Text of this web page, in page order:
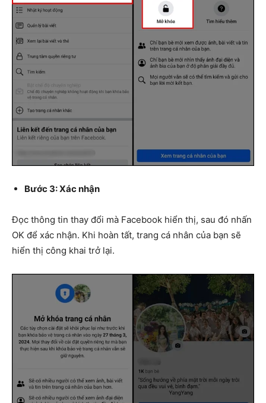
Bước 3: Xác nhận
Đọc thông tin thay đổi mà Facebook hiển thị, sau đó nhấn
OK để xác nhận. Khi hoàn tất, trang cá nhân của bạn sẽ
hiển thị công khai trở lại.